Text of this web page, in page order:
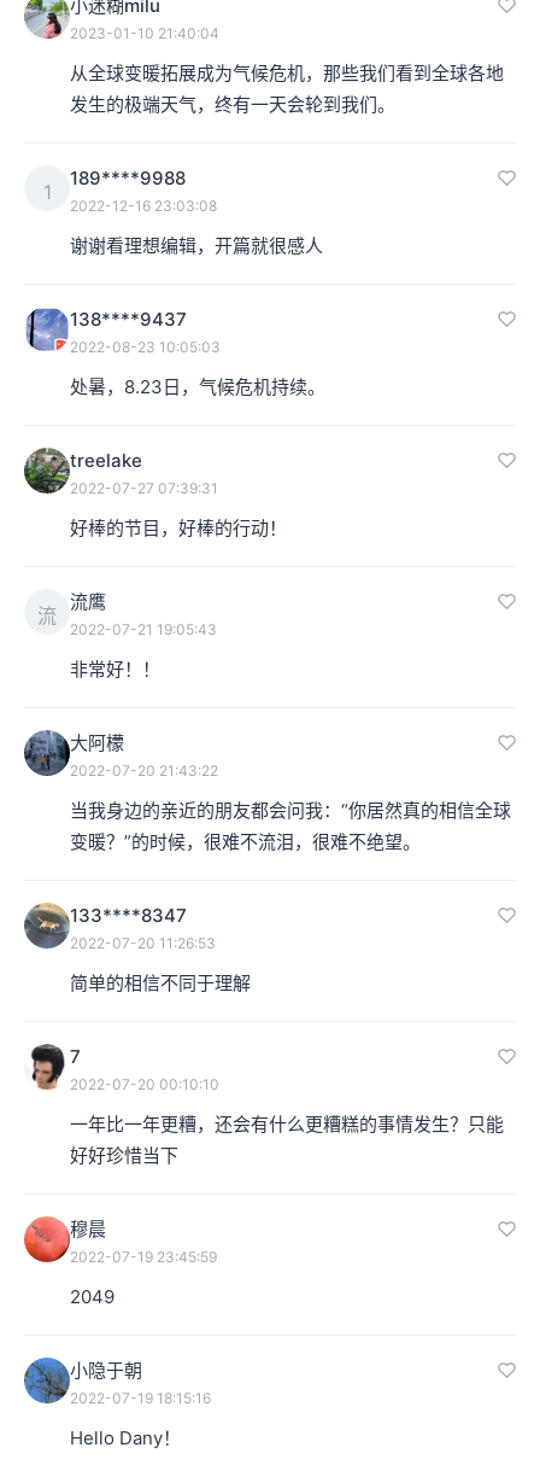
小迷糊milu
2023-01-10 21:40:04
从全球变暖拓展成为气候危机，那些我们看到全球各地
发生的极端天气，终有一天会轮到我们。
1
189****9988
2022-12-16 23:03:08
谢谢看理想编辑，开篇就很感人
138****9437
2022-08-23 10:05:03
处暑，8.23日，气候危机持续。
treelake
2022-07-27 07:39:31
好棒的节目，好棒的行动！
流
流鹰
2022-07-21 19:05:43
非常好！！
大阿檬
2022-07-20 21:43:22
当我身边的亲近的朋友都会问我：“你居然真的相信全球
变暖？”的时候，很难不流泪，很难不绝望。
133****8347
2022-07-20 11:26:53
简单的相信不同于理解
7
2022-07-20 00:10:10
一年比一年更糟，还会有什么更糟糕的事情发生？只能
好好珍惜当下
穆晨
2022-07-19 23:45:59
2049
小隐于朝
2022-07-19 18:15:16
Hello Dany！